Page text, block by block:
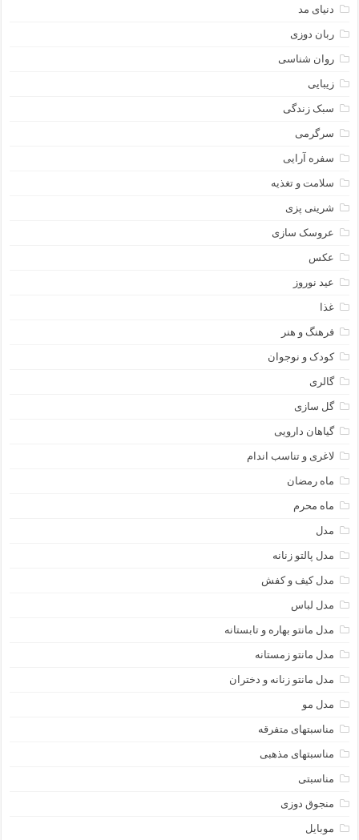
دنیای مد
ربان دوزی
روان شناسی
زیبایی
سبک زندگی
سرگرمی
سفره آرایی
سلامت و تغذیه
شرینی پزی
عروسک سازی
عکس
عید نوروز
غذا
فرهنگ و هنر
کودک و نوجوان
گالری
گل سازی
گیاهان دارویی
لاغری و تناسب اندام
ماه رمضان
ماه محرم
مدل
مدل پالتو زنانه
مدل کیف و کفش
مدل لباس
مدل مانتو بهاره و تابستانه
مدل مانتو زمستانه
مدل مانتو زنانه و دختران
مدل مو
مناسبتهای متفرقه
مناسبتهای مذهبی
مناسبتی
منجوق دوزی
موبایل